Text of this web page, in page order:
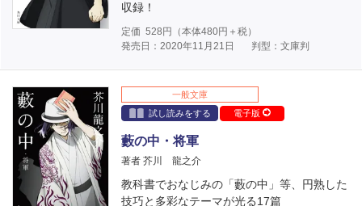
収録！
定価 528 円（本体480円＋税）
発売日：2020年11月21日
判型：文庫判
一般文庫
試し読みをする
電子版
藪の中・将軍
著者 芥川 龍之介
教科書でおなじみの「藪の中」等、円熟した
技巧と多彩なテーマが光る17篇